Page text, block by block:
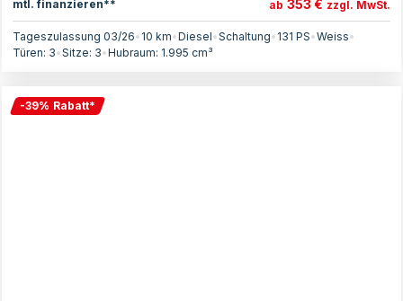
mtl. finanzieren** ab 353 € zzgl. MwSt.
Tageszulassung 03/26• 10 km•Diesel•Schaltung• 131 PS•Weiss•
Türen: 3•Sitze: 3•Hubraum: 1.995 cm³
-39% Rabatt*